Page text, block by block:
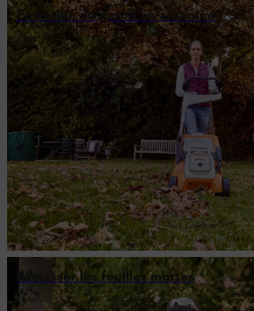
Entretien du gazon en automne
Ramasser les feuilles mortes